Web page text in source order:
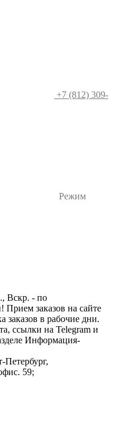
+7 (812) 309-
Режим
Вскр. - по
Прием заказов на сайте
заказов в рабочие дни.
ссылки на Telegram и
Информация-
Петербург,
59;